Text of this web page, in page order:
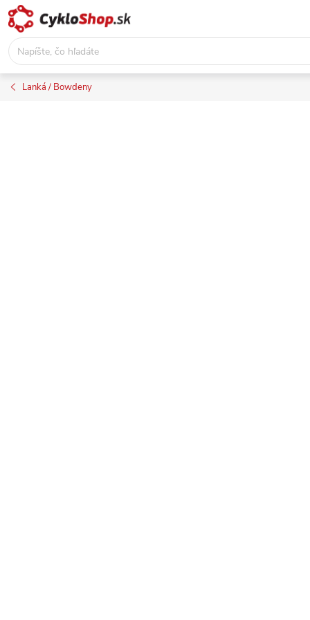
Prejsť
na
obsah
Lanká / Bowdeny